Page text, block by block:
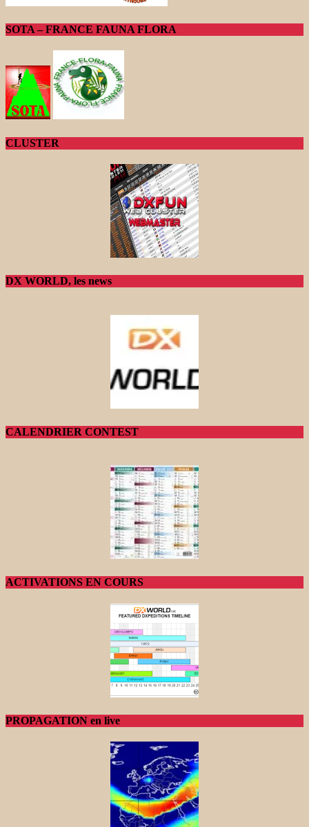
SOTA – FRANCE FAUNA FLORA
CLUSTER
DX WORLD, les news
CALENDRIER CONTEST
ACTIVATIONS EN COURS
PROPAGATION en live